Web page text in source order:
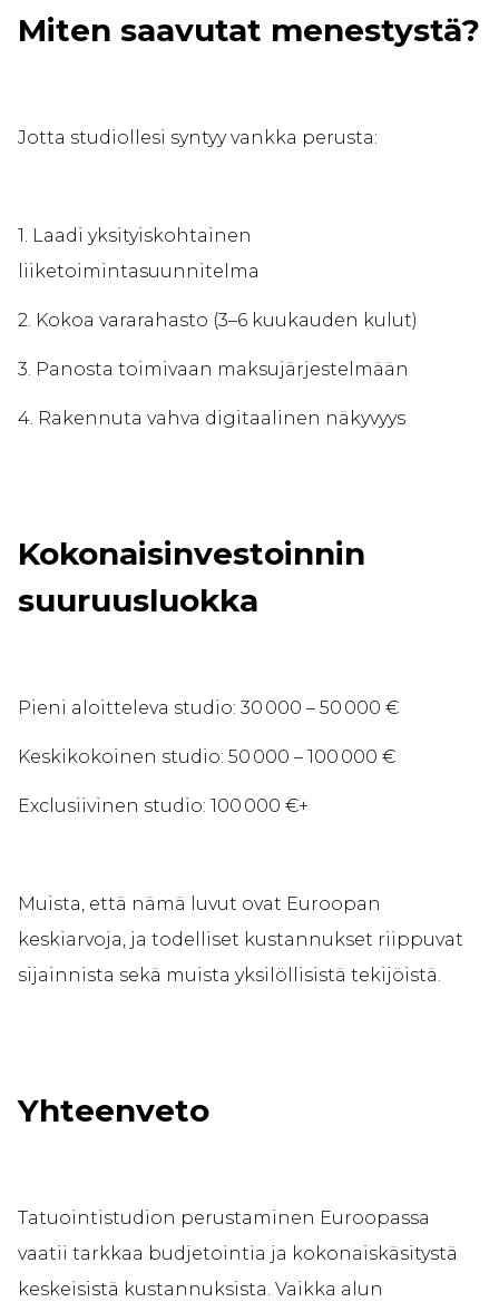
Miten saavutat menestystä?
Jotta studiollesi syntyy vankka perusta:
1. Laadi yksityiskohtainen
liiketoimintasuunnitelma
2. Kokoa vararahasto (3–6 kuukauden kulut)
3. Panosta toimivaan maksujärjestelmään
4. Rakennuta vahva digitaalinen näkyvyys
Kokonaisinvestoinnin
suuruusluokka
Pieni aloitteleva studio: 30 000 – 50 000 €
Keskikokoinen studio: 50 000 – 100 000 €
Exclusiivinen studio: 100 000 €+
Muista, että nämä luvut ovat Euroopan
keskiarvoja, ja todelliset kustannukset riippuvat
sijainnista sekä muista yksilöllisistä tekijöistä.
Yhteenveto
Tatuointistudion perustaminen Euroopassa
vaatii tarkkaa budjetointia ja kokonaiskäsitystä
keskeisistä kustannuksista. Vaikka alun